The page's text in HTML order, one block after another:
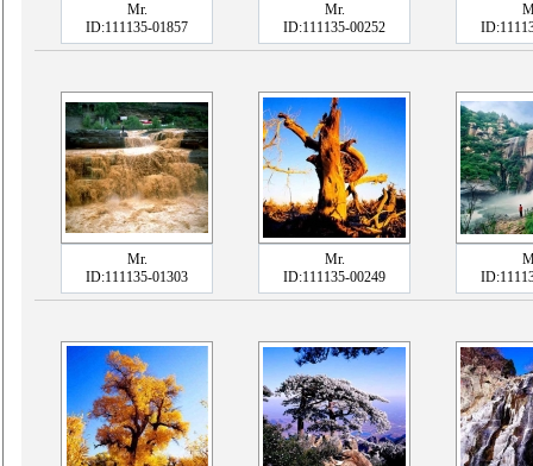
Mr.
ID:111135-01857
Mr.
ID:111135-00252
Mr.
ID:111135-01303
Mr.
ID:111135-00249